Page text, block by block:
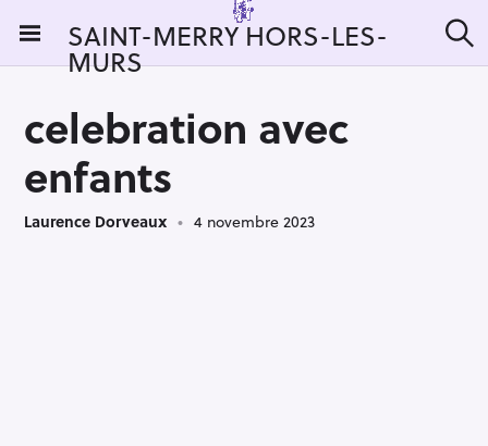
i
SAINT-MERRY HORS-LES-
MURS e
celebration avec
enfants
Laurence Dorveaux 4 novembre 2023